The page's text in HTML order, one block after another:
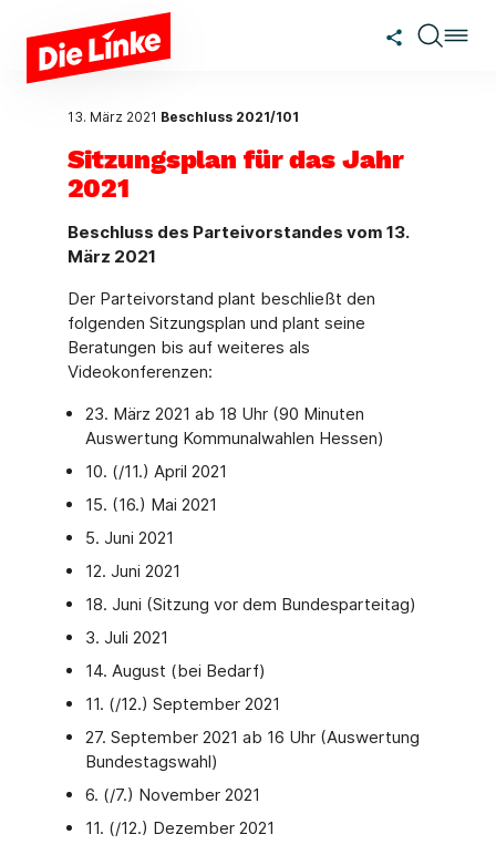
Zum Hauptinhalt springen
13. März 2021 Beschluss 2021/101
Sitzungsplan für das Jahr
2021
Beschluss des Parteivorstandes vom 13.
März 2021
Der Parteivorstand plant beschließt den
folgenden Sitzungsplan und plant seine
Beratungen bis auf weiteres als
Videokonferenzen:
23. März 2021 ab 18 Uhr (90 Minuten
Auswertung Kommunalwahlen Hessen)
10. (/11.) April 2021
15. (16.) Mai 2021
5. Juni 2021
12. Juni 2021
18. Juni (Sitzung vor dem Bundesparteitag)
3. Juli 2021
14. August (bei Bedarf)
11. (/12.) September 2021
27. September 2021 ab 16 Uhr (Auswertung
Bundestagswahl)
6. (/7.) November 2021
11. (/12.) Dezember 2021